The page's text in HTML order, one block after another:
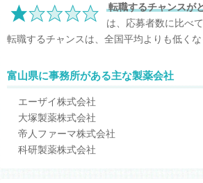
転職するチャンスが
は、応募者数に比べ
転職するチャンスは、全国平均よりも低くな
富山県に事務所がある主な製薬会社
エーザイ株式会社
大塚製薬株式会社
帝人ファーマ株式会社
科研製薬株式会社